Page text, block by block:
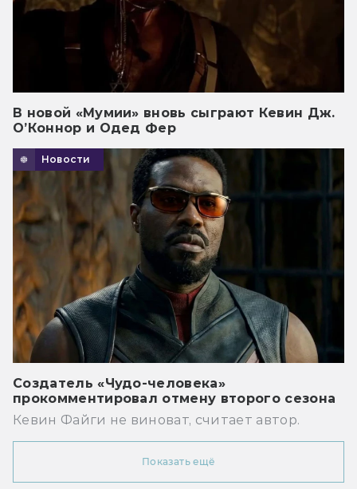
В новой «Мумии» вновь сыграют Кевин Дж.
О’Коннор и Одед Фер
Новости
Создатель «Чудо-человека»
прокомментировал отмену второго сезона
Кевин Файги не виноват, считает автор.
Показать ещё